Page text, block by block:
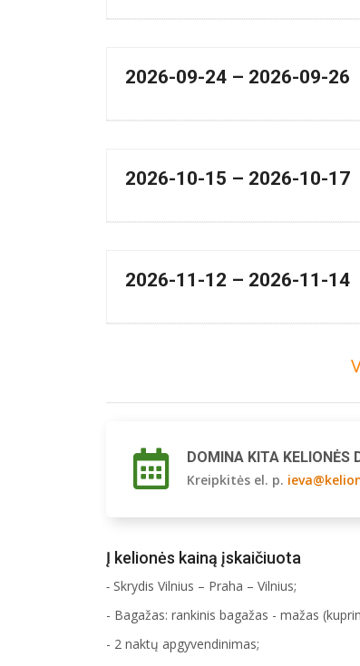
2026-09-24 – 2026-09-26
2026-10-15 – 2026-10-17
2026-11-12 – 2026-11-14
DOMINA KITA KELIONĖS
Kreipkitės el. p.
Į kelionės kainą įskaičiuota
- Skrydis Vilnius – Praha – Vilnius;
- Bagažas: rankinis bagažas - mažas
- 2 naktų apgyvendinimas;